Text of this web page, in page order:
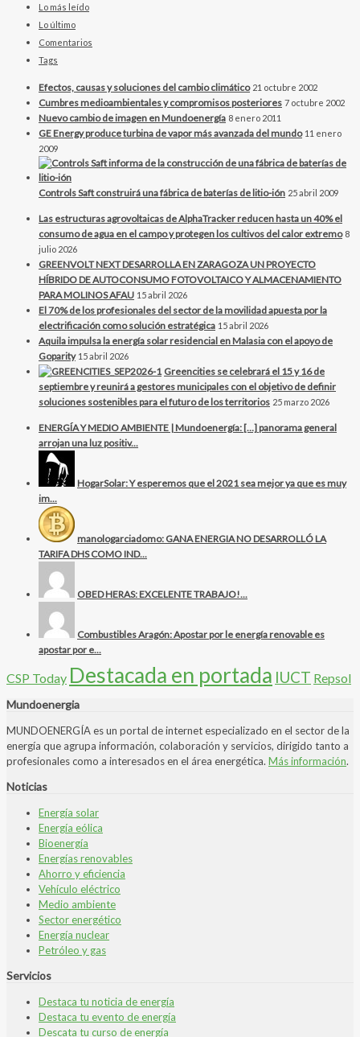
Lo más leído
Lo último
Comentarios
Tags
Efectos, causas y soluciones del cambio climático 21 octubre 2002
Cumbres medioambientales y compromisos posteriores 7 octubre 2002
Nuevo cambio de imagen en Mundoenergía 8 enero 2011
GE Energy produce turbina de vapor más avanzada del mundo 11 enero
2009
Controls Saft construirá una fábrica de baterías de litio-ión 25 abril 2009
Las estructuras agrovoltaicas de AlphaTracker reducen hasta un 40% el
consumo de agua en el campo y protegen los cultivos del calor extremo 8
julio 2026
GREENVOLT NEXT DESARROLLA EN ZARAGOZA UN PROYECTO
HÍBRIDO DE AUTOCONSUMO FOTOVOLTAICO Y ALMACENAMIENTO
PARA MOLINOS AFAU 15 abril 2026
El 70% de los profesionales del sector de la movilidad apuesta por la
electrificación como solución estratégica 15 abril 2026
Aquila impulsa la energía solar residencial en Malasia con el apoyo de
Goparity 15 abril 2026
Greencities se celebrará el 15 y 16 de
septiembre y reunirá a gestores municipales con el objetivo de definir
soluciones sostenibles para el futuro de los territorios 25 marzo 2026
ENERGÍA Y MEDIO AMBIENTE | Mundoenergía: […] panorama general
arrojan una luz positiv...
HogarSolar: Y esperemos que el 2021 sea mejor ya que es muy
im...
manologarciadomo: GANA ENERGIA NO DESARROLLÓ LA
TARIFA DHS COMO IND...
OBED HERAS: EXCELENTE TRABAJO!...
Combustibles Aragón: Apostar por le energía renovable es
apostar por e...
CSP Today Destacada en portada IUCT Repsol
Mundoenergia
MUNDOENERGÍA es un portal de internet especializado en el sector de la
energía que agrupa información, colaboración y servicios, dirigido tanto a
profesionales como a interesados en el área energética. Más información.
Noticias
Energía solar
Energía eólica
Bioenergía
Energías renovables
Ahorro y eficiencia
Vehículo eléctrico
Medio ambiente
Sector energético
Energía nuclear
Petróleo y gas
Servicios
Destaca tu noticia de energía
Destaca tu evento de energía
Descata tu curso de energía